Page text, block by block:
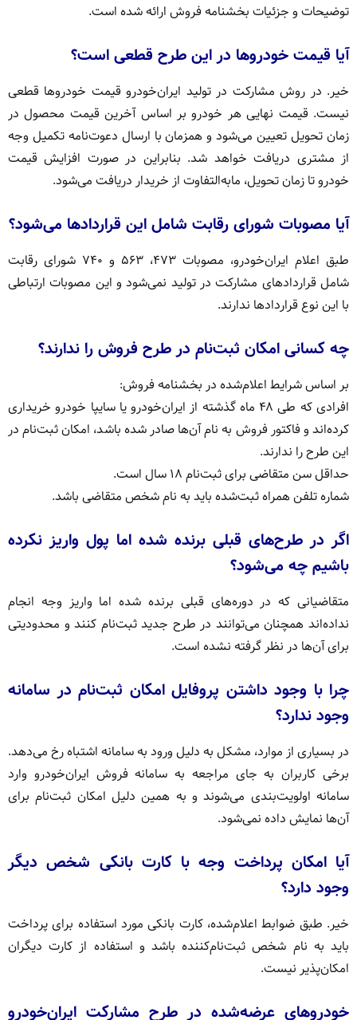
توضیحات و جزئیات بخشنامه فروش ارائه شده است.
آیا قیمت خودروها در این طرح قطعی است؟
خیر. در روش مشارکت در تولید ایران‌خودرو قیمت خودروها قطعی
نیست. قیمت نهایی هر خودرو بر اساس آخرین قیمت محصول در
زمان تحویل تعیین می‌شود و همزمان با ارسال دعوت‌نامه تکمیل وجه
از مشتری دریافت خواهد شد. بنابراین در صورت افزایش قیمت
خودرو تا زمان تحویل، مابه‌التفاوت از خریدار دریافت می‌شود.
آیا مصوبات شورای رقابت شامل این قراردادها می‌شود؟
طبق اعلام ایران‌خودرو، مصوبات ۴۷۳، ۵۶۳ و ۷۴۰ شورای رقابت
شامل قراردادهای مشارکت در تولید نمی‌شود و این مصوبات ارتباطی
با این نوع قراردادها ندارند.
چه کسانی امکان ثبت‌نام در طرح فروش را ندارند؟
بر اساس شرایط اعلام‌شده در بخشنامه فروش:
افرادی که طی ۴۸ ماه گذشته از ایران‌خودرو یا سایپا خودرو خریداری
کرده‌اند و فاکتور فروش به نام آن‌ها صادر شده باشد، امکان ثبت‌نام در
این طرح را ندارند.
حداقل سن متقاضی برای ثبت‌نام ۱۸ سال است.
شماره تلفن همراه ثبت‌شده باید به نام شخص متقاضی باشد.
اگر در طرح‌های قبلی برنده شده اما پول واریز نکرده
باشیم چه می‌شود؟
متقاضیانی که در دوره‌های قبلی برنده شده اما واریز وجه انجام
نداده‌اند همچنان می‌توانند در طرح جدید ثبت‌نام کنند و محدودیتی
برای آن‌ها در نظر گرفته نشده است.
چرا با وجود داشتن پروفایل امکان ثبت‌نام در سامانه
وجود ندارد؟
در بسیاری از موارد، مشکل به دلیل ورود به سامانه اشتباه رخ می‌دهد.
برخی کاربران به جای مراجعه به سامانه فروش ایران‌خودرو وارد
سامانه اولویت‌بندی می‌شوند و به همین دلیل امکان ثبت‌نام برای
آن‌ها نمایش داده نمی‌شود.
آیا امکان پرداخت وجه با کارت بانکی شخص دیگر
وجود دارد؟
خیر. طبق ضوابط اعلام‌شده، کارت بانکی مورد استفاده برای پرداخت
باید به نام شخص ثبت‌نام‌کننده باشد و استفاده از کارت دیگران
امکان‌پذیر نیست.
خودروهای عرضه‌شده در طرح مشارکت ایران‌خودرو